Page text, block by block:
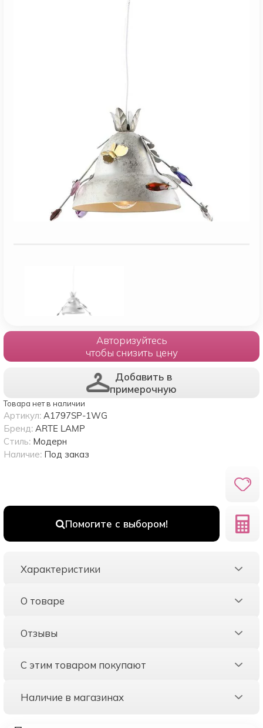
Авторизуйтесь
чтобы снизить цену
Добавить в
примерочную
Товара нет в наличии
Помогите с выбором!
Артикул: A1797SP-1WG
Бренд: ARTE LAMP
Стиль: Модерн
Наличие: Под заказ
Характеристики
О товаре
Отзывы
С этим товаром покупают
Наличие в магазинах